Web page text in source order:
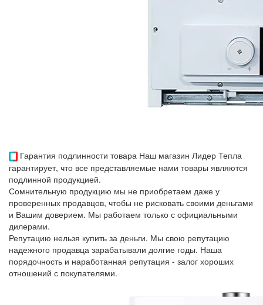
Гарантия подлинности товара Наш магазин Лидер Тепла
гарантирует, что все представляемые нами товары являются
подлинной продукцией.
Сомнительную продукцию мы не приобретаем даже у
проверенных продавцов, чтобы не рисковать своими деньгами
и Вашим доверием. Мы работаем только с официальными
дилерами.
Репутацию нельзя купить за деньги. Мы свою репутацию
надежного продавца зарабатывали долгие годы. Наша
порядочность и наработанная репутация - залог хороших
отношений с покупателями.